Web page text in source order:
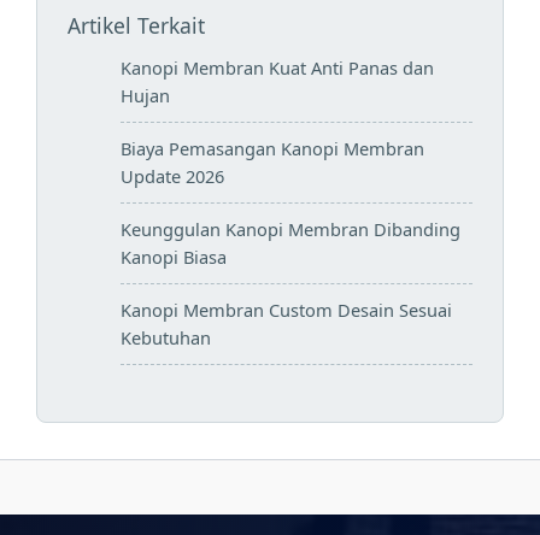
Artikel Terkait
Kanopi Membran Kuat Anti Panas dan
Hujan
Biaya Pemasangan Kanopi Membran
Update 2026
Keunggulan Kanopi Membran Dibanding
Kanopi Biasa
Kanopi Membran Custom Desain Sesuai
Kebutuhan